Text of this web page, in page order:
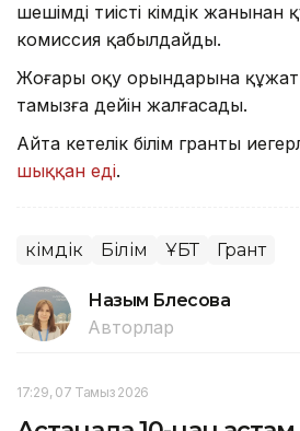
шешімді тиісті әкімдік
комиссия қабылдайды.
Жоғары оқу орындарына құжат
тамызға дейін жалғасады.
Айта кетелік білім гранты
шыққан еді.
Әкімдік Білім ҰБТ Грант
Назым Бөлесова
Авторлар
17:29, 07 Тамыз 2026